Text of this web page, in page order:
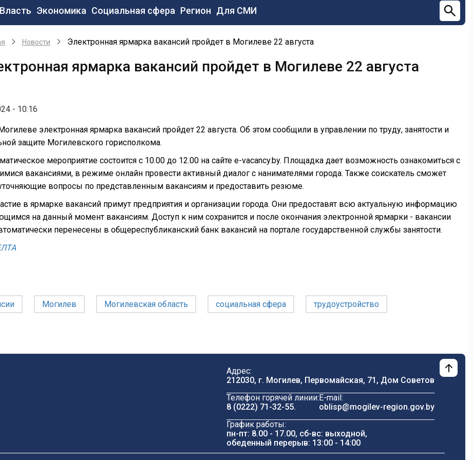
Основная
навигация
Власть Экономика Социальная сфера Регион Для СМИ
Новости Электронная ярмарка вакансий пройдет в Могилеве 22 августа
ярмарка вакансий пройдет в Могилеве 22 августа
- 10:16
электронная ярмарка вакансий пройдет 22 августа. Об этом сообщили в управлении по труду, занятости и
защите Могилевского горисполкома.
мероприятие состоится с 10.00 до 12.00 на сайте e-vacancy.by. Площадка дает возможность ознакомиться с
вакансиями, в режиме онлайн провести активный диалог с нанимателями города. Также соискатель сможет
вопросы по представленным вакансиям и предоставить резюме.
в ярмарке вакансий примут предприятия и организации города. Они предоставят всю актуальную информацию
на данный момент вакансиям. Доступ к ним сохранится и после окончания электронной ярмарки - вакансии
перенесены в общереспубликанский банк вакансий на портале государственной службы занятости.
Могилев Могилевская область социальная сфера трудоустройство
Адрес:
212030, г. Могилев, Первомайская, 71, Дом Cоветов
Телефон горячей линии:
8 (0222) 71-32-55.
E-mail:
oblisp@mogilev-region.gov.by
График работы:
пн-пт: 8.00 - 17.00, сб-вс: выходной,
обеденный перерыв: 13:00 - 14:00